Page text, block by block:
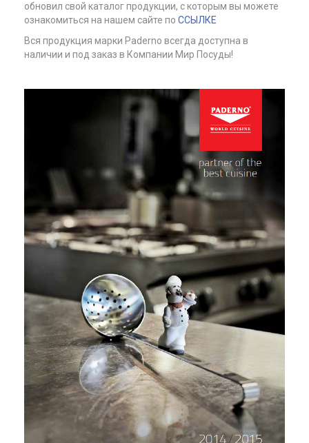
обновил свой каталог продукции, с которым вы можете
ознакомиться на нашем сайте по ССЫЛКЕ
Вся продукция марки Paderno всегда доступна в
наличии и под заказ в Компании Мир Посуды!